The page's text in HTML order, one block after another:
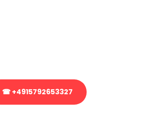
☎ +4915792653327